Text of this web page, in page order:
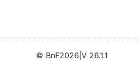
© BnF2026 V 26.1.1